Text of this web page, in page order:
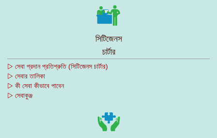
সিটিজেনস
চার্টার
▷ সেবা প্রদান প্রতিশ্রুতি (সিটিজেনস চার্টার)
▷ সেবার তালিকা
▷ কী সেবা কীভাবে পাবেন
▷ সেবাকুঞ্জ